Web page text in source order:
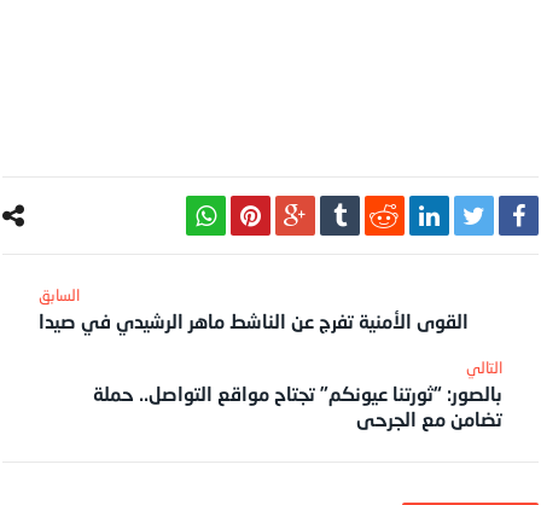
القوى الأمنية تفرج عن الناشط ماهر الرشيدي في صيدا
‎التالي
بالصور: “ثورتنا عيونكم” تجتاح مواقع التواصل.. حملة
تضامن مع الجرحى